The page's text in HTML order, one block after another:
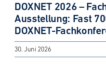
Mein Doxnet
DOXNET 2026 –
Ausstellung: Fast
DOXNET-
30. Juni 2026